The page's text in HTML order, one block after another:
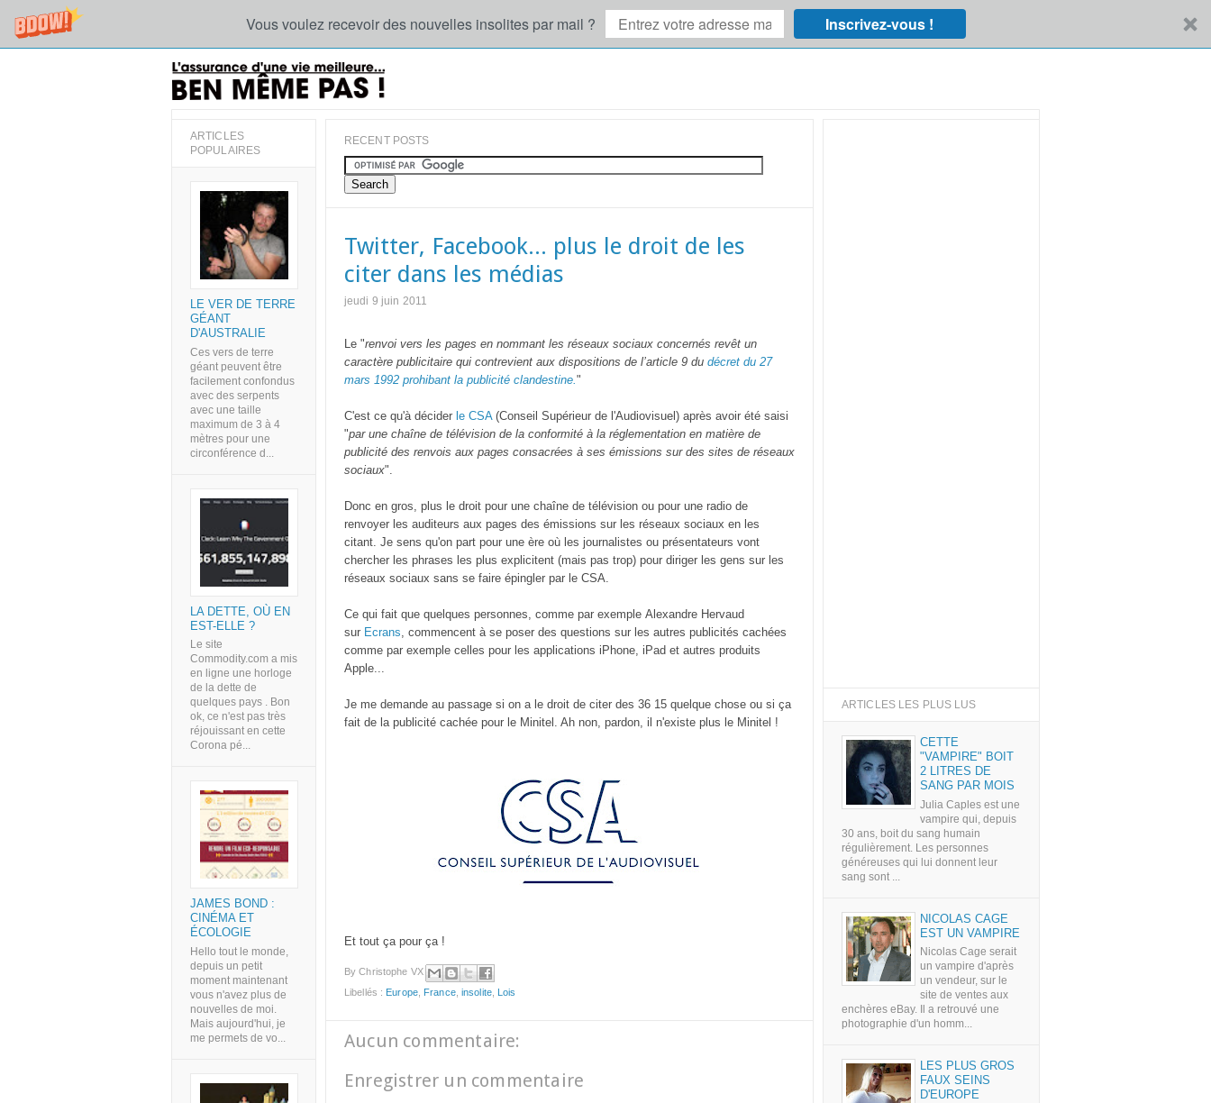
Vous voulez recevoir des nouvelles insolites par mail ? Inscrivez-vous !
RECENT POSTS
Twitter, Facebook... plus le droit de les
citer dans les médias
jeudi 9 juin 2011
Le "renvoi vers les pages en nommant les réseaux sociaux concernés revêt un
caractère publicitaire qui contrevient aux dispositions de l’article 9 du décret du 27
mars 1992 prohibant la publicité clandestine. "
C'est ce qu'à décider le CSA(Conseil Supérieur de l'Audiovisuel) après avoir été saisi
"par une chaîne de télévision de la conformité à la réglementation en matière de
publicité des renvois aux pages consacrées à ses émissions sur des sites de réseaux
sociaux".
Donc en gros, plus le droit pour une chaîne de télévision ou pour une radio de
renvoyer les auditeurs aux pages des émissions sur les réseaux sociaux en les
citant. Je sens qu'on part pour une ère où les journalistes ou présentateurs vont
chercher les phrases les plus explicitent (mais pas trop) pour diriger les gens sur les
réseaux sociaux sans se faire épingler par le CSA.
Ce qui fait que quelques personnes, comme par exemple Alexandre Hervaud
sur Ecrans , commencent à se poser des questions sur les autres publicités cachées
comme par exemple celles pour les applications iPhone, iPad et autres produits
Apple...
Je me demande au passage si on a le droit de citer des 36 15 quelque chose ou si ça
fait de la publicité cachée pour le Minitel. Ah non, pardon, il n'existe plus le Minitel !
Et tout ça pour ça !
ByChristophe VX
Libellés : Europe, France,insolite, Lois
Aucun commentaire:
Enregistrer un commentaire
ARTICLES
POPULAIRES
LE VER DE TERRE
GÉANT
D'AUSTRALIE
Ces vers de terre
géant peuvent être
facilement confondus
avec des serpents
avec une taille
maximum de 3 à 4
mètres pour une
circonférence d...
LA DETTE, OÙ EN
EST-ELLE ?
Le site
Commodity.com a mis
en ligne une horloge
de la dette de
quelques pays . Bon
ok, ce n'est pas très
réjouissant en cette
Corona pé...
JAMES BOND :
CINÉMA ET
ÉCOLOGIE
Hello tout le monde,
depuis un petit
moment maintenant
vous n'avez plus de
nouvelles de moi.
Mais aujourd'hui, je
me permets de vo...
ARTICLES LES PLUS LUS
CETTE
"VAMPIRE" BOIT
2 LITRES DE
SANG PAR MOIS
Julia Caples est une
vampire qui, depuis
30 ans, boit du sang humain
régulièrement. Les personnes
généreuses qui lui donnent leur
sang sont ...
NICOLAS CAGE
EST UN VAMPIRE
Nicolas Cage serait
un vampire d'après
un vendeur, sur le
site de ventes aux
enchères eBay. Il a retrouvé une
photographie d'un homm...
LES PLUS GROS
FAUX SEINS
D'EUROPE